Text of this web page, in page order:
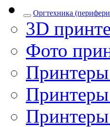
Оргтехника
3D
Фото
Принтеры